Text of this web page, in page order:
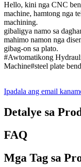
Hello, kini nga CNC
machine, hamtong nga
machining.
gibaligya namo sa
mahimo namon nga
gibag-on sa plato.
#Awtomatikong
Machine#steel plate
Ipadala ang email
Detalye sa
FAQ
Mga Tag sa